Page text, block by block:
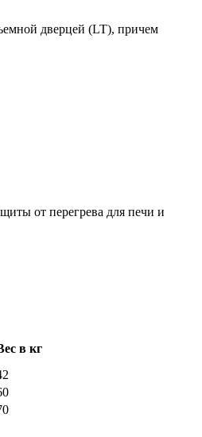
дверцей (LT), причем
от перегрева для печи и
в кг